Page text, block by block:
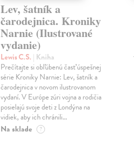
Lev, šatník a
čarodejnica. Kroniky
Narnie (Ilustrované
vydanie)
Lewis C.S. | Kniha
Prečítajte si obľúbenú časť úspešnej
série Kroniky Narnie: Lev, šatník a
čarodejnica v novom ilustrovanom
vydaní. V Európe zúri vojna a rodičia
posielajú svoje deti z Londýna na
vidiek, aby ich chránili…
Na sklade ?